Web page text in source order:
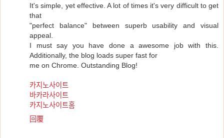
It's simple, yet effective. A lot of times it's very difficult to get
that
"perfect balance" between superb usability and visual
appeal.
I must say you have done a awesome job with this.
Additionally, the blog loads super fast for
me on Chrome. Outstanding Blog!
카지노사이트
바카라사이트
카지노사이트홈
回覆